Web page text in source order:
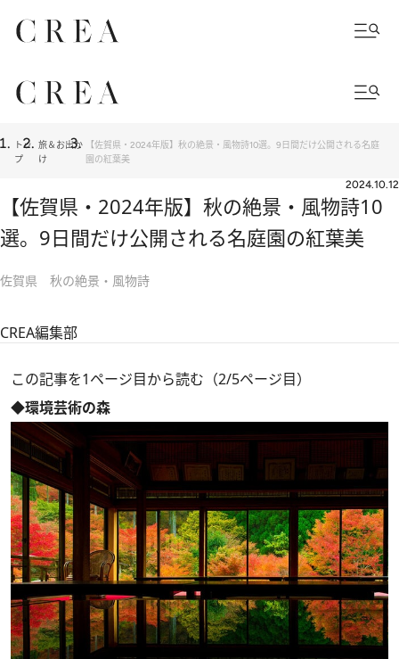
トッ
プ
旅＆お出か
け
【佐賀県・2024年版】秋の絶景・風物詩10選。9日間だけ公開される名庭
園の紅葉美
2024.10.12
【佐賀県・2024年版】秋の絶景・風物詩10
選。9日間だけ公開される名庭園の紅葉美
佐賀県 秋の絶景・風物詩
CREA編集部
この記事を1ページ目から読む（2/5ページ目）
◆環境芸術の森